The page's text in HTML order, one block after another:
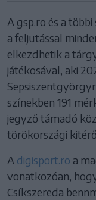
A gsp.ro és a
a feljutással
elkezdhetik a
játékosával, aki
színekben 191
jegyző támadó
törökországi
A digisport.ro a
vonatkozóan,
Csíkszereda